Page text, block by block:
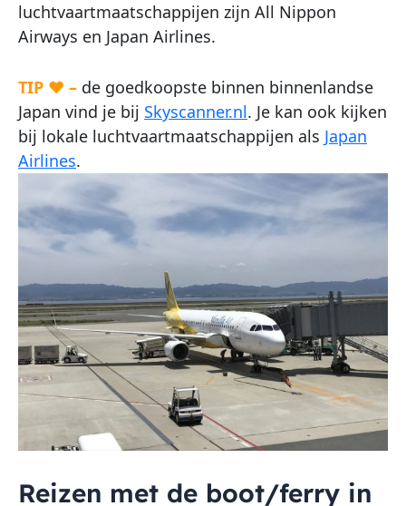
luchtvaartmaatschappijen zijn All Nippon
Airways en Japan Airlines.
TIP ♥ – de goedkoopste binnen binnenlandse
Japan vind je bij Skyscanner.nl. Je kan ook kijken
bij lokale luchtvaartmaatschappijen als Japan
Airlines.
Reizen met de boot/ferry in